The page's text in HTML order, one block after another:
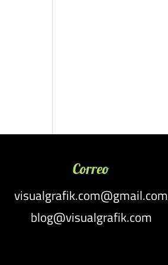
Correo
visualgrafik.com@gmail.com
blog@visualgrafik.com